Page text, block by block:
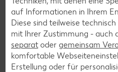
auf Informationen in Ihrem
Diese sind teilweise
mit Ihrer Zustimmung - auch
separat oder gemeinsam
komfortable
Erstellung oder für